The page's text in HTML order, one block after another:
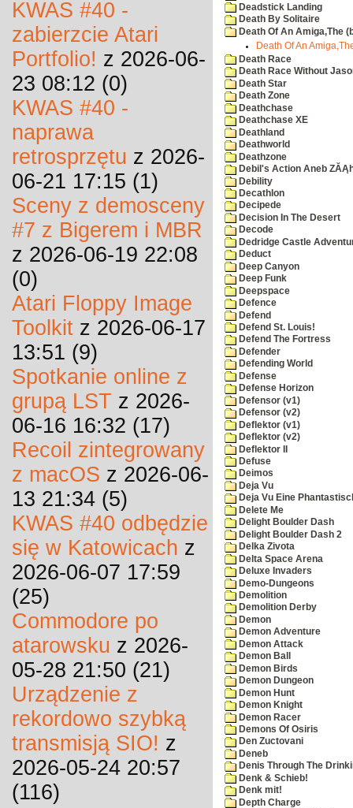
KWAS #40 -
zabierzcie Atari
Portfolio! z 2026-06-
23 08:12 (0)
KWAS #40 -
naprawa
retrosprzętu z 2026-
06-21 17:15 (1)
Sceny z demosceny
#7 z Bigerem i MBR
z 2026-06-19 22:08
(0)
Atari Floppy Image
Toolkit z 2026-06-17
13:51 (9)
Spotkanie online z
grupą LST z 2026-
06-16 16:32 (17)
Recoil zintegrowany
z macOS z 2026-06-
13 21:34 (5)
KWAS #40 odbędzie
się w Katowicach z
2026-06-07 17:59
(25)
Commodore po
atarowsku z 2026-
05-28 21:50 (21)
Urządzenie z
rekordowo szybką
transmisją SIO! z
2026-05-24 20:57
(116)
Deadstick Landing
Death By Solitaire
Death Of An Amiga,The
Death Of An
Death Race
Death Race Without
Death Star
Death Zone
Deathchase
Deathchase XE
Deathland
Deathworld
Deathzone
Debil's Action Aneb
Debility
Decathlon
Decipede
Decision In The Desert
Decode
Dedridge Castle
Deduct
Deep Canyon
Deep Funk
Deepspace
Defence
Defend
Defend St. Louis!
Defend The Fortress
Defender
Defending World
Defense
Defense Horizon
Defensor (v1)
Defensor (v2)
Deflektor (v1)
Deflektor (v2)
Deflektor II
Defuse
Deimos
Deja Vu
Deja Vu Eine
Delete Me
Delight Boulder Dash
Delight Boulder Dash 2
Delka Zivota
Delta Space Arena
Deluxe Invaders
Demo-Dungeons
Demolition
Demolition Derby
Demon
Demon Adventure
Demon Attack
Demon Ball
Demon Birds
Demon Dungeon
Demon Hunt
Demon Knight
Demon Racer
Demons Of Osiris
Den Zuctovani
Deneb
Denis Through The
Denk & Schieb!
Denk mit!
Depth Charge